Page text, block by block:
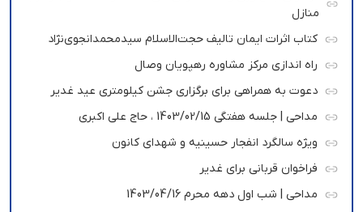
منازل
کتاب اثرات ایمان تالیف حجت‌الاسلام سیدمحمدانجوی‌نژاد
راه اندازی مرکز مشاوره رهپویان وصال
دعوت به همراهی برای برگزاری جشن کیلومتری عید غدیر
مداحی | جلسه هفتگی 1403/02/15 ، حاج علی اکبری
ویژه سالگرد انفجار حسینیه و شهدای کانون
فراخوان قربانی برای غدیر
مداحی | شب اول دهه محرم 1403/04/16